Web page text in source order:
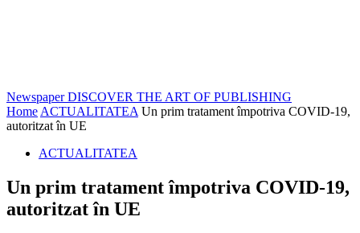
Newspaper DISCOVER THE ART OF PUBLISHING
Home ACTUALITATEA Un prim tratament împotriva COVID-19,
autoritzat în UE
ACTUALITATEA
Un prim tratament împotriva COVID-19,
autoritzat în UE